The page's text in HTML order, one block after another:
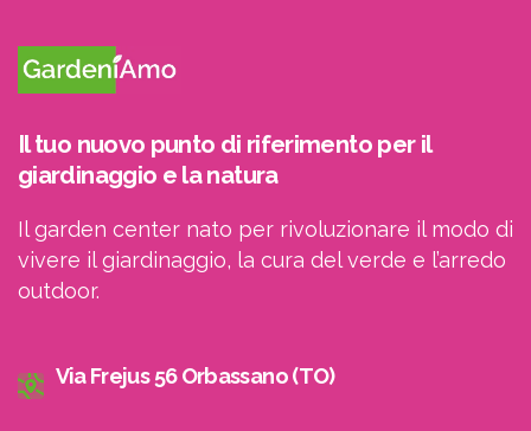
Il tuo nuovo punto di riferimento per il
giardinaggio e la natura
Il garden center nato per rivoluzionare il modo di
vivere il giardinaggio, la cura del verde e l’arredo
outdoor.
Via Frejus 56 Orbassano (TO)
Iscriviti
Indirizzo email:
Accetto le condizioni generali di utilizzo e di